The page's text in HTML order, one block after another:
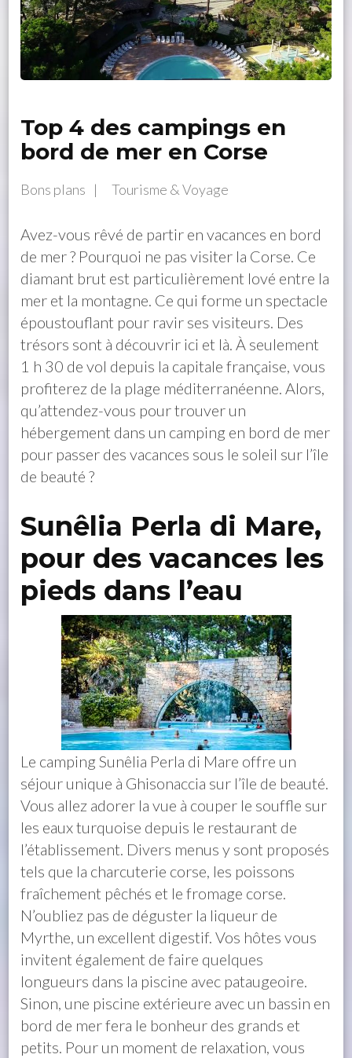
Top 4 des campings en
bord de mer en Corse
Bons plans Tourisme & Voyage
Avez-vous rêvé de partir en vacances en bord
de mer ? Pourquoi ne pas visiter la Corse. Ce
diamant brut est particulièrement lové entre la
mer et la montagne. Ce qui forme un spectacle
époustouflant pour ravir ses visiteurs. Des
trésors sont à découvrir ici et là. À seulement
1 h 30 de vol depuis la capitale française, vous
profiterez de la plage méditerranéenne. Alors,
qu’attendez-vous pour trouver un
hébergement dans un camping en bord de mer
pour passer des vacances sous le soleil sur l’île
de beauté ?
Sunêlia Perla di Mare,
pour des vacances les
pieds dans l’eau
Le camping Sunêlia Perla di Mare offre un
séjour unique à Ghisonaccia sur l’île de beauté.
Vous allez adorer la vue à couper le souffle sur
les eaux turquoise depuis le restaurant de
l’établissement. Divers menus y sont proposés
tels que la charcuterie corse, les poissons
fraîchement pêchés et le fromage corse.
N’oubliez pas de déguster la liqueur de
Myrthe, un excellent digestif. Vos hôtes vous
invitent également de faire quelques
longueurs dans la piscine avec pataugeoire.
Sinon, une piscine extérieure avec un bassin en
bord de mer fera le bonheur des grands et
petits. Pour un moment de relaxation, vous